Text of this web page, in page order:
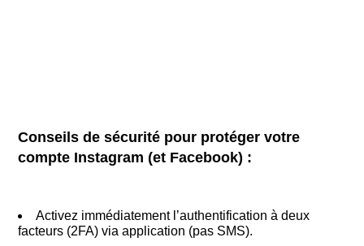
Conseils de sécurité pour protéger votre
compte Instagram (et Facebook) :
Activez immédiatement l’authentification à deux
facteurs (2FA) via application (pas SMS).